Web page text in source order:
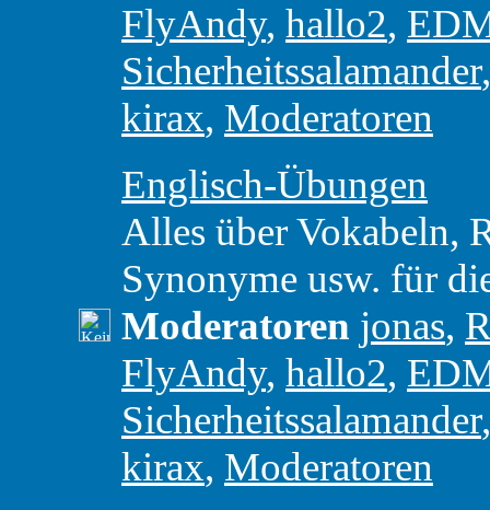
FlyAndy, hallo2,
Sicherheitssalamander
kirax, Moderatoren
Englisch-Übungen
Alles über Vokabeln,
Synonyme usw. für
Moderatoren jonas,
FlyAndy, hallo2,
Sicherheitssalamander
kirax, Moderatoren